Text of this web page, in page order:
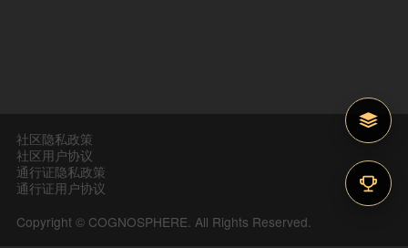
社区隐私政策
社区用户协议
通行证隐私政策
通行证用户协议
Copyright © COGNOSPHERE. All Rights Reserved.